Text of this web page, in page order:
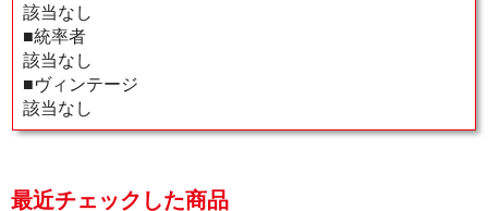
該当なし
■統率者
該当なし
■ヴィンテージ
該当なし
最近チェックした商品